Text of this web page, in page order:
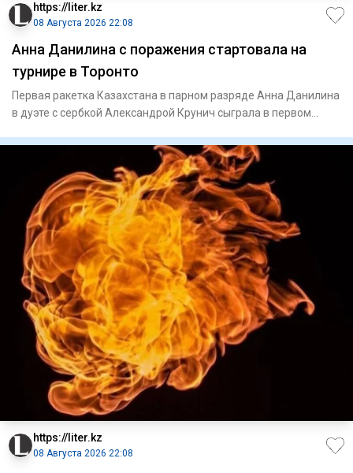
https://liter.kz
08 Августа 2026 22:08
Анна Данилина с поражения стартовала на
турнире в Торонто
Первая ракетка Казахстана в парном разряде Анна Данилина
в дуэте с сербкой Александрой Крунич сыграла в первом
https://liter.kz
08 Августа 2026 22:08